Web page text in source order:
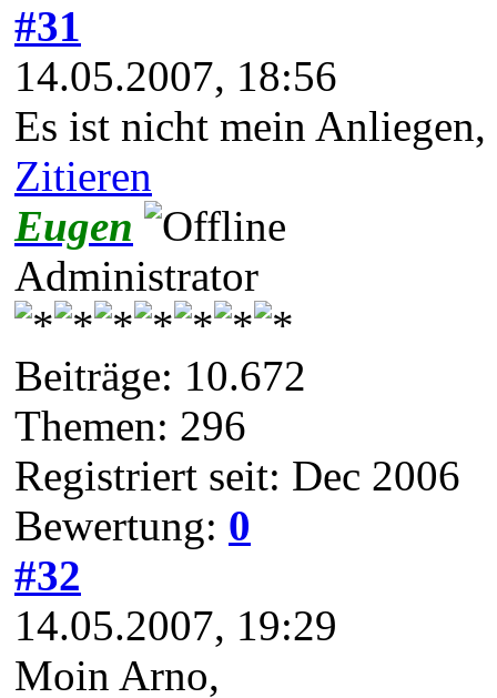
#31
14.05.2007, 18:56
Es ist nicht mein
Zitieren
Eugen
Administrator
Beiträge: 10.672
Themen: 296
Registriert seit: Dec 2006
Bewertung: 0
#32
14.05.2007, 19:29
Moin Arno,